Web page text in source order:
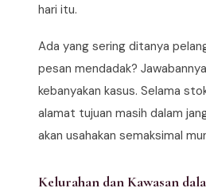
hari itu.
Ada yang sering ditanya
pesan mendadak?
kebanyakan kasus. Selama
alamat tujuan masih dalam
akan usahakan semaksimal
Kelurahan dan Kawasan